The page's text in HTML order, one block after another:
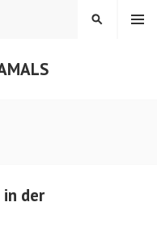
MENÜ
SUCHEN
in der